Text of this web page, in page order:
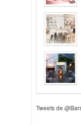
Tweets de